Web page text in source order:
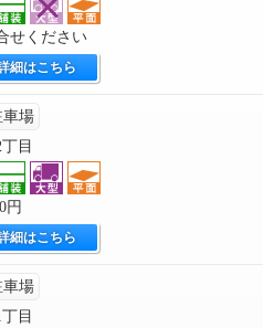
せください
細はこちら
車場
目
円
細はこちら
車場
目